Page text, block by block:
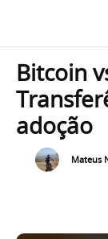
Bitcoin
adoção
Mateus